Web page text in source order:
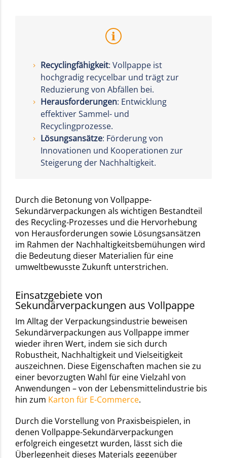
Recyclingfähigkeit: Vollpappe ist
hochgradig recycelbar und trägt zur
Reduzierung von Abfällen bei.
Herausforderungen: Entwicklung
effektiver Sammel- und
Recyclingprozesse.
Lösungsansätze: Förderung von
Innovationen und Kooperationen zur
Steigerung der Nachhaltigkeit.
Durch die Betonung von Vollpappe-
Sekundärverpackungen als wichtigen Bestandteil
des Recycling-Prozesses und die Hervorhebung
von Herausforderungen sowie Lösungsansätzen
im Rahmen der Nachhaltigkeitsbemühungen wird
die Bedeutung dieser Materialien für eine
umweltbewusste Zukunft unterstrichen.
Einsatzgebiete von
Sekundärverpackungen aus Vollpappe
Im Alltag der Verpackungsindustrie beweisen
Sekundärverpackungen aus Vollpappe immer
wieder ihren Wert, indem sie sich durch
Robustheit, Nachhaltigkeit und Vielseitigkeit
auszeichnen. Diese Eigenschaften machen sie zu
einer bevorzugten Wahl für eine Vielzahl von
Anwendungen – von der Lebensmittelindustrie bis
hin zum Karton für E-Commerce.
Durch die Vorstellung von Praxisbeispielen, in
denen Vollpappe-Sekundärverpackungen
erfolgreich eingesetzt wurden, lässt sich die
Überlegenheit dieses Materials gegenüber